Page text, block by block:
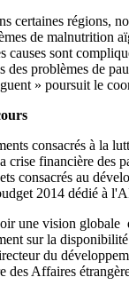
certaines régions,
de malnutrition
causes sont
problèmes de
» poursuit le
consacrés à la
a crise financière des
consacrés au
2014 dédié à
une vision globale
sur la
du
des Affaires